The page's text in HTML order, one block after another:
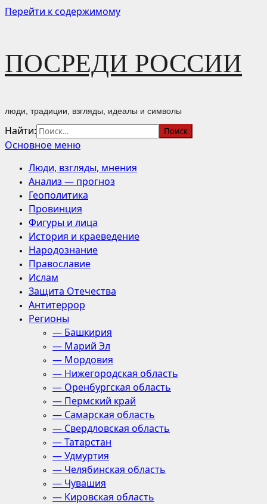
Перейти к содержимому
ПОСРЕДИ РОССИИ
люди, традиции, взгляды, идеалы и символы
Найти:
Основное меню
Люди, взгляды, мнения
Анализ — прогноз
Геополитика
Провинция
Фигуры и лица
История и краеведение
Народознание
Православие
Ислам
Защита Отечества
Антитеррор
Регионы
— Башкирия
— Марий Эл
— Мордовия
— Нижегородская область
— Оренбургская область
— Пермский край
— Самарская область
— Свердловская область
— Татарстан
— Удмуртия
— Челябинская область
— Чувашия
— Кировская область